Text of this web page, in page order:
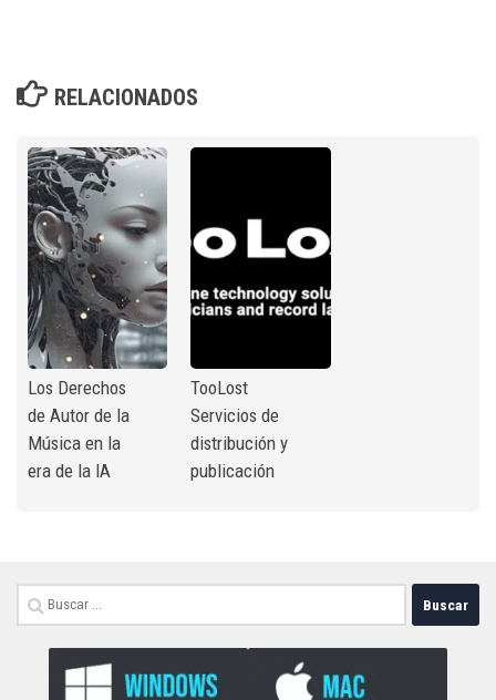
RELACIONADOS
Los Derechos
de Autor de la
Música en la
era de la IA
TooLost
Servicios de
distribución y
publicación
Buscar: